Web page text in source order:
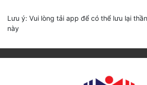
Lưu ý: Vui lòng tải app để có thể lưu lại
này